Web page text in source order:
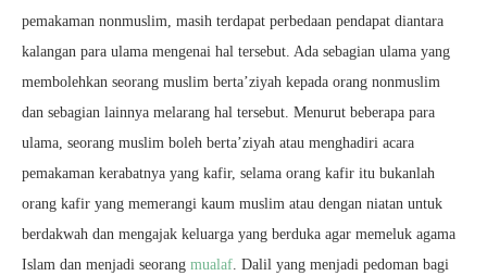
pemakaman nonmuslim, masih terdapat perbedaan pendapat diantara
kalangan para ulama mengenai hal tersebut. Ada sebagian ulama yang
membolehkan seorang muslim berta’ziyah kepada orang nonmuslim
dan sebagian lainnya melarang hal tersebut. Menurut beberapa para
ulama, seorang muslim boleh berta’ziyah atau menghadiri acara
pemakaman kerabatnya yang kafir, selama orang kafir itu bukanlah
orang kafir yang memerangi kaum muslim atau dengan niatan untuk
berdakwah dan mengajak keluarga yang berduka agar memeluk agama
Islam dan menjadi seorang mualaf. Dalil yang menjadi pedoman bagi